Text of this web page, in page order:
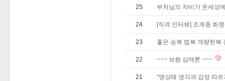
25 부처님의 자비가 온세상
24 [직격 인터뷰] 조계종 화
23 좋은 승복 법복 개량한
22 ~~~ 보왕 삼매론 ~~~
21 “명상때 생각과 감정 따